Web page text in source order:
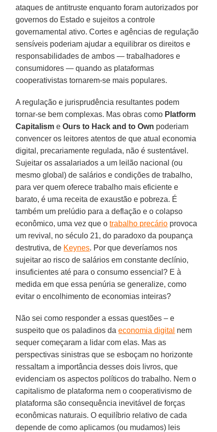
ataques de antitruste enquanto foram autorizados por
governos do Estado e sujeitos a controle
governamental ativo. Cortes e agências de regulação
sensíveis poderiam ajudar a equilibrar os direitos e
responsabilidades de ambos — trabalhadores e
consumidores — quando as plataformas
cooperativistas tornarem-se mais populares.
A regulação e jurisprudência resultantes podem
tornar-se bem complexas. Mas obras como Platform
Capitalism eOurs to Hack and to Own poderiam
convencer os leitores atentos de que atual economia
digital, precariamente regulada, não é sustentável.
Sujeitar os assalariados a um leilão nacional (ou
mesmo global) de salários e condições de trabalho,
para ver quem oferece trabalho mais eficiente e
barato, é uma receita de exaustão e pobreza. É
também um prelúdio para a deflação e o colapso
econômico, uma vez que otrabalho precário provoca
um revival, no século 21, do paradoxo da poupança
destrutiva, de Keynes. Por que deveríamos nos
sujeitar ao risco de salários em constante declínio,
insuficientes até para o consumo essencial? E à
medida em que essa penúria se generalize, como
evitar o encolhimento de economias inteiras?
Não sei como responder a essas questões – e
suspeito que os paladinos daeconomia digital nem
sequer começaram a lidar com elas. Mas as
perspectivas sinistras que se esboçam no horizonte
ressaltam a importância desses dois livros, que
evidenciam os aspectos políticos do trabalho. Nem o
capitalismo de plataforma nem o cooperativismo de
plataforma são consequência inevitável de forças
econômicas naturais. O equilíbrio relativo de cada
depende de como aplicamos (ou mudamos) leis